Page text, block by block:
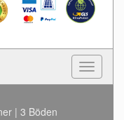
Toggle
| 3 Böden